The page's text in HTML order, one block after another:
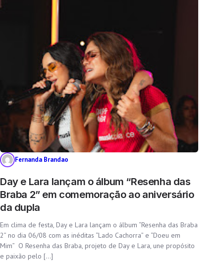
Fernanda Brandao
Day e Lara lançam o álbum “Resenha das
Braba 2” em comemoração ao aniversário
da dupla
Em clima de festa, Day e Lara lançam o álbum “Resenha das Braba
2” no dia 06/08 com as inéditas “Lado Cachorra” e “Doeu em
Mim” O Resenha das Braba, projeto de Day e Lara, une propósito
e paixão pelo […]